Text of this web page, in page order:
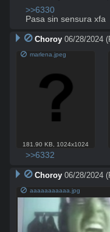
>>6330
Pasa sin sensura xfa
Choroy 06/28/2024
marlena.jpeg
181.90 KB 1024x1024
>>6332
Choroy 06/28/2024
aaaaaaaaaaa.jpg